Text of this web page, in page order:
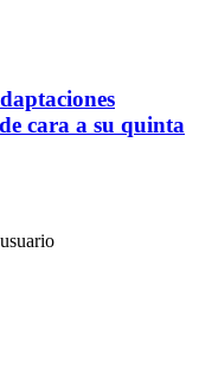
cara a su quinta